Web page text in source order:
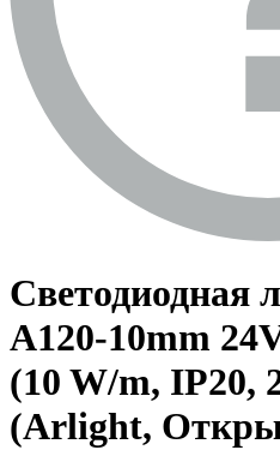
Светодиодная
A120-10mm
(10 W/m, IP20,
(Arlight,